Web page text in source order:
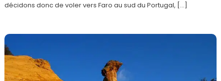
décidons donc de voler vers Faro au sud du Portugal, […]